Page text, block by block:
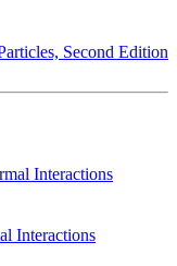
Second Edition
Interactions